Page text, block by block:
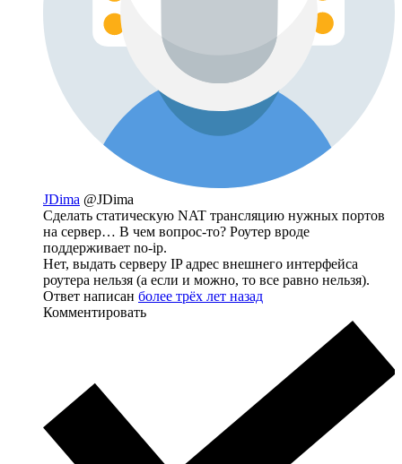
JDima @JDima
Сделать статическую NAT трансляцию нужных портов
на сервер… В чем вопрос-то? Роутер вроде
поддерживает no-ip.
Нет, выдать серверу IP адрес внешнего интерфейса
роутера нельзя (а если и можно, то все равно нельзя).
Ответ написан более трёх лет назад
Комментировать